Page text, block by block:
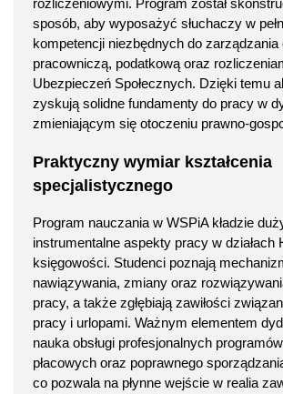
rozliczeniowymi. Program został
sposób, aby wyposażyć słuchaczy w
kompetencji niezbędnych do
pracowniczą, podatkową oraz
Ubezpieczeń Społecznych. Dzięki temu
zyskują solidne fundamenty do pracy w
zmieniającym się otoczeniu prawno-
Praktyczny wymiar kształcenia
specjalistycznego
Program nauczania w WSPiA kładzie
instrumentalne aspekty pracy w działach
księgowości. Studenci poznają
nawiązywania, zmiany oraz
pracy, a także zgłębiają zawiłości
pracy i urlopami. Ważnym elementem
nauka obsługi profesjonalnych
płacowych oraz poprawnego
co pozwala na płynne wejście w realia